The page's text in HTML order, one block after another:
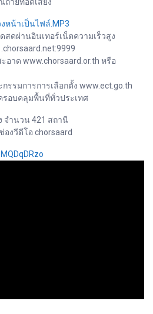
หน้าเป็นไฟล์.MP3
ดผ่านอินเทอร์เน็ตความเร็วสูง
อาด www.chorsaard.or.th หรือ
รรมการการเลือกตั้ง www.ect.go.th
รอบคลุมพื้นที่ทั่วประเทศ
จำนวน 421 สถานี
งวีดีโอ chorsaard